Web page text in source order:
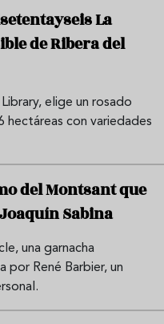
La
de Ribera del
elige un rosado
hectáreas con variedades
del Montsant que
Sabina
una garnacha
por René Barbier, un